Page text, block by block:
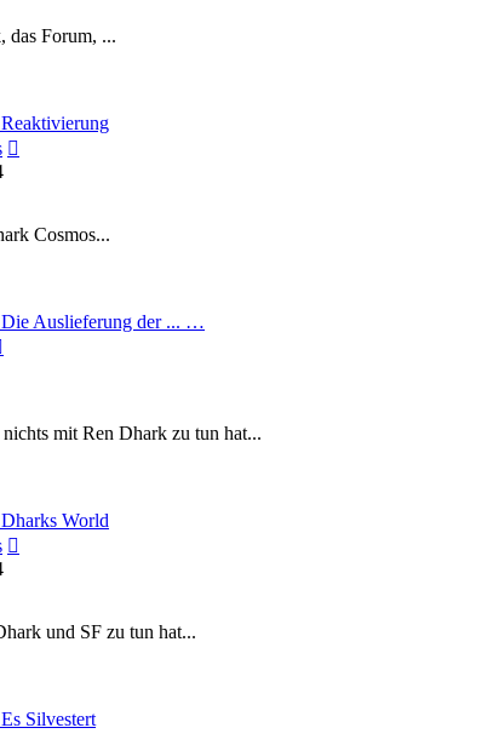
das Forum, ...
Cosmos...
Auslieferung der ... …
mit Ren Dhark zu tun hat...
World
und SF zu tun hat...
Silvestert